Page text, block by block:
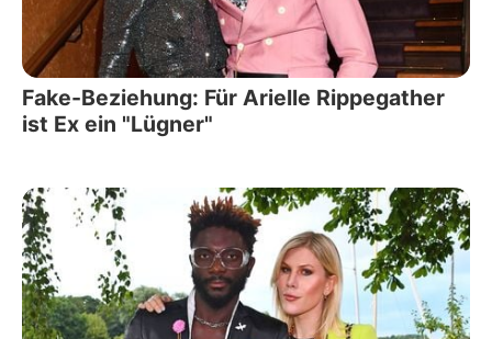
Fake-Beziehung: Für Arielle Rippegather
ist Ex ein "Lügner"